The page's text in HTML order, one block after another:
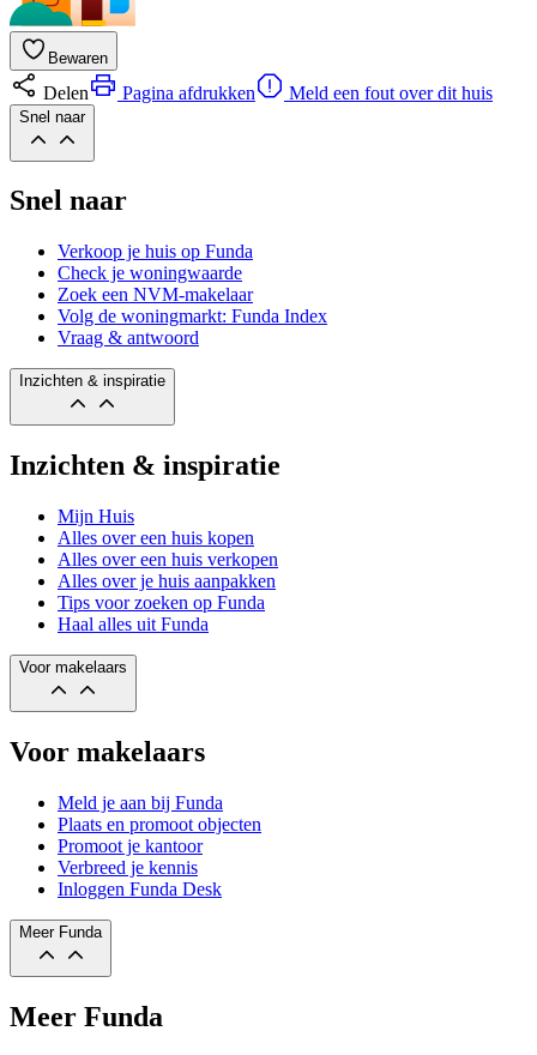
Bewaren
Delen Pagina afdrukken Meld een fout over dit huis
Snel naar
Snel naar
Verkoop je huis op Funda
Check je woningwaarde
Zoek een NVM-makelaar
Volg de woningmarkt: Funda Index
Vraag & antwoord
Inzichten & inspiratie
Inzichten & inspiratie
Mijn Huis
Alles over een huis kopen
Alles over een huis verkopen
Alles over je huis aanpakken
Tips voor zoeken op Funda
Haal alles uit Funda
Voor makelaars
Voor makelaars
Meld je aan bij Funda
Plaats en promoot objecten
Promoot je kantoor
Verbreed je kennis
Inloggen Funda Desk
Meer Funda
Meer Funda